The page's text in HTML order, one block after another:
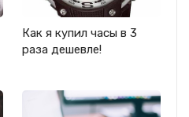
Как я купил часы в 3
раза дешевле!